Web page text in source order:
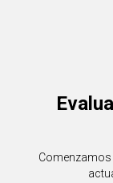
Comenzamos